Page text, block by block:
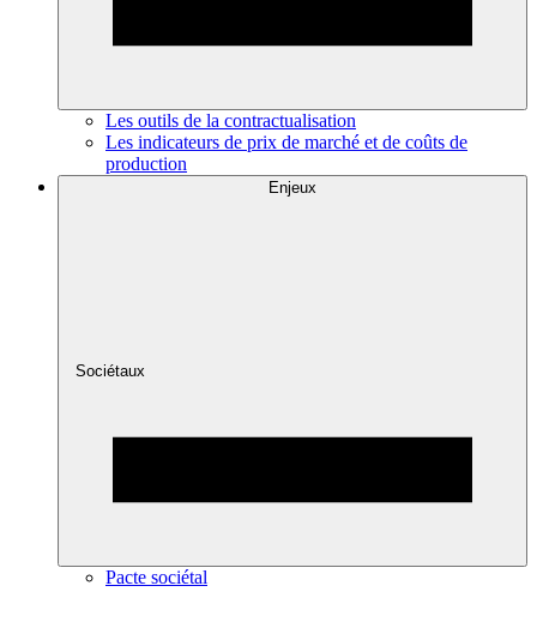
Les outils de la contractualisation
Les indicateurs de prix de marché et de coûts de
production
Enjeux
Sociétaux
Pacte sociétal